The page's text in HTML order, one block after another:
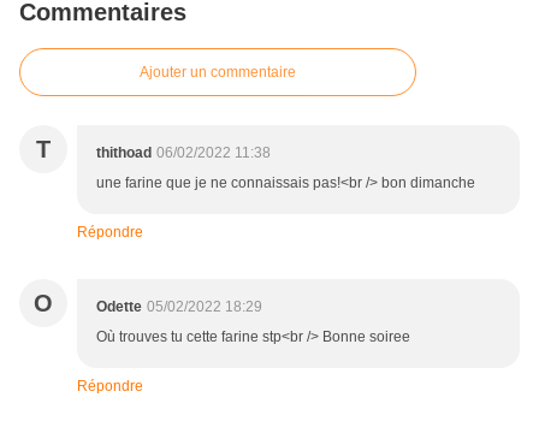
Commentaires
Ajouter un commentaire
T thithoad 06/02/2022 11:38
une farine que je ne connaissais pas!<br /> bon dimanche
Répondre
O Odette 05/02/2022 18:29
Où trouves tu cette farine stp<br /> Bonne soiree
Répondre